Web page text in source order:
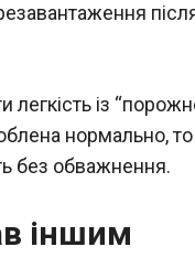
легкість із
нормально,
без обважнення.
іншим